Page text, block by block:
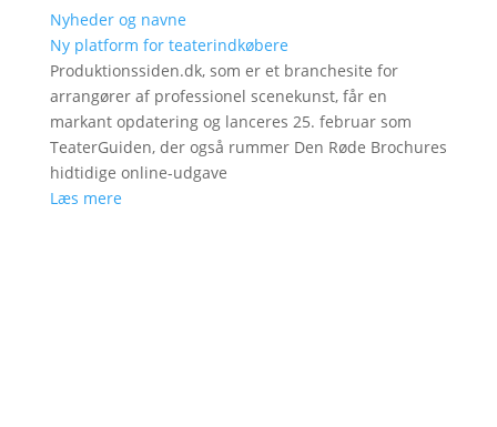
Nyheder og navne
Ny platform for teaterindkøbere
Produktionssiden.dk, som er et branchesite for
arrangører af professionel scenekunst, får en
markant opdatering og lanceres 25. februar som
TeaterGuiden, der også rummer Den Røde Brochures
hidtidige online-udgave
Læs mere